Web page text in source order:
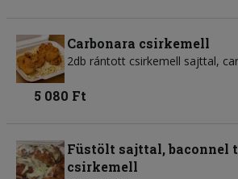
Carbonara csirkemell
2db rántott csirkemell sajttal,
5 080 Ft
Füstölt sajttal, baconnel
csirkemell